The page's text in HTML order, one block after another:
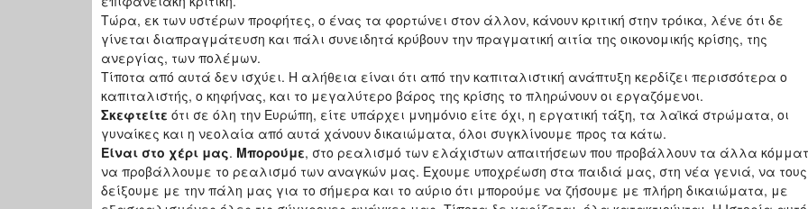
Τώρα, εκ των υστέρων προφήτες, ο ένας τα φορτώνει στον άλλον, κάνουν κριτική στην τρόικα, λένε ότι δε
γίνεται διαπραγμάτευση και πάλι συνειδητά κρύβουν την πραγματική αιτία της οικονομικής κρίσης, της
ανεργίας, των πολέμων.
Τίποτα από αυτά δεν ισχύει. Η αλήθεια είναι ότι από την καπιταλιστική ανάπτυξη κερδίζει περισσότερα ο
καπιταλιστής, ο κηφήνας, και το μεγαλύτερο βάρος της κρίσης το πληρώνουν οι εργαζόμενοι.
Σκεφτείτε ότι σε όλη την Ευρώπη, είτε υπάρχει μνημόνιο είτε όχι, η εργατική τάξη, τα λαϊκά στρώματα, οι
γυναίκες και η νεολαία από αυτά χάνουν δικαιώματα, όλοι συγκλίνουμε προς τα κάτω.
Είναι στο χέρι μας. Μπορούμε, στο ρεαλισμό των ελάχιστων απαιτήσεων που προβάλλουν τα άλλα
να προβάλλουμε το ρεαλισμό των αναγκών μας. Εχουμε υποχρέωση στα παιδιά μας, στη νέα γενιά, να τους
δείξουμε με την πάλη μας για το σήμερα και το αύριο ότι μπορούμε να ζήσουμε με πλήρη δικαιώματα, με